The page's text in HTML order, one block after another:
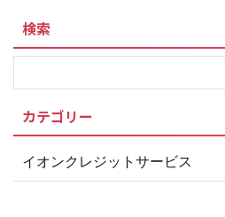
検索
カテゴリー
イオンクレジットサービス